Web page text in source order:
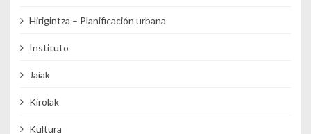
Hirigintza – Planificación urbana
Instituto
Jaiak
Kirolak
Kultura